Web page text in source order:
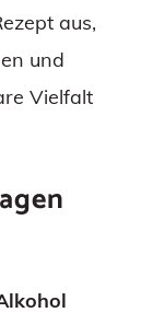
aus,
und
Vielfalt